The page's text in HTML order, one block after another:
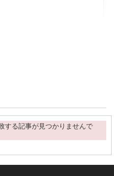
する記事が見つかりませんで